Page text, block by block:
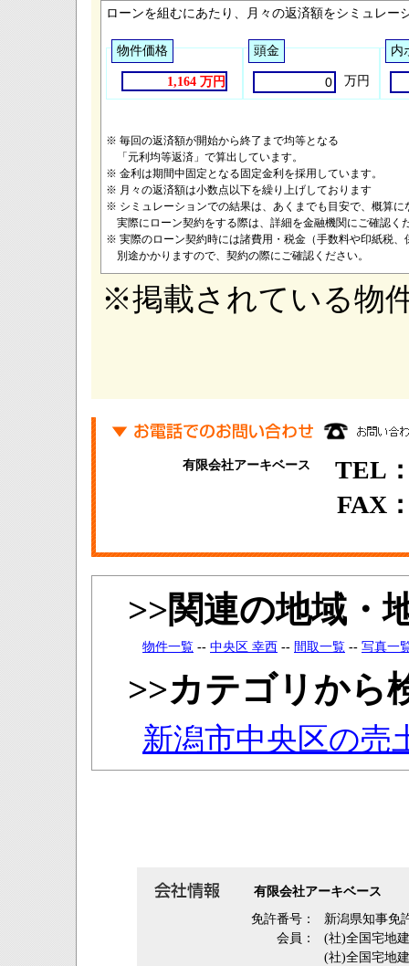
ローンを組むにあたり、月々の返済額をシミュレー
物件価格
1,164 万円
頭金
万円
内
※ 毎回の返済額が開始から終了まで均等となる
「元利均等返済」で算出しています。
※ 金利は期間中固定となる固定金利を採用しています。
※ 月々の返済額は小数点以下を繰り上げしております
※ シミュレーションでの結果は、あくまでも目安で、概算に
実際にローン契約をする際は、詳細を金融機関にご確認く
※ 実際のローン契約時には諸費用・税金（手数料や印紙税、
別途かかりますので、契約の際にご確認ください。
※掲載されている物
有限会社アーキベース
TEL
FAX
>>関連の地域・
物件一覧 -- 中央区 幸西 -- 間取一覧 -- 写真一
>>カテゴリから
新潟市中央区の売
有限会社アーキベース
免許番号：
新潟県知事免
会員：
(社)全国宅地
(社)全国宅地